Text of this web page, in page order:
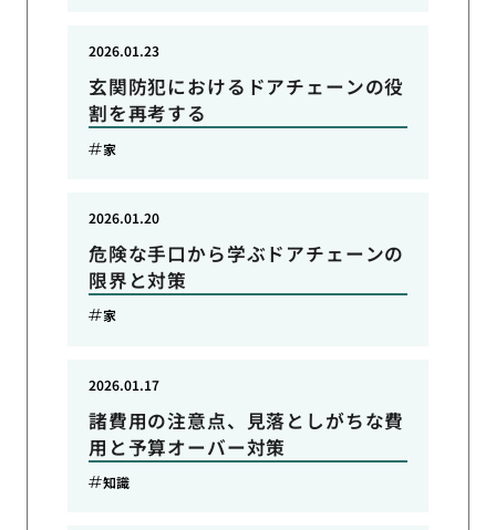
玄関防犯におけるドアチェーンの役
割を再考する
2026.01.23
家
危険な手口から学ぶドアチェーンの
限界と対策
2026.01.20
家
諸費用の注意点、見落としがちな費
用と予算オーバー対策
2026.01.17
知識